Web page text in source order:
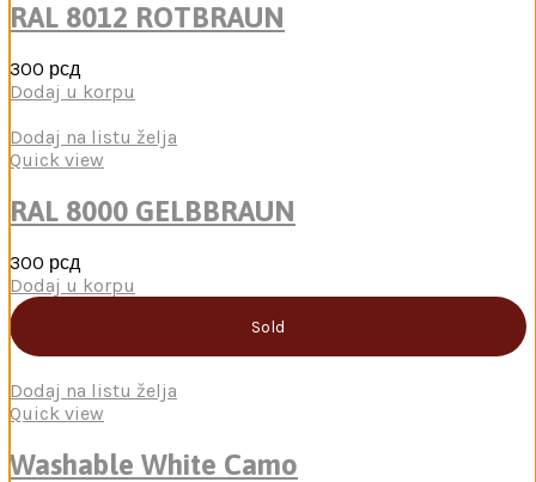
RAL 8012 ROTBRAUN
300 рсд
Dodaj u korpu
Dodaj na listu želja
Quick view
RAL 8000 GELBBRAUN
300 рсд
Dodaj u korpu
Sold
Dodaj na listu želja
Quick view
Washable White Camo